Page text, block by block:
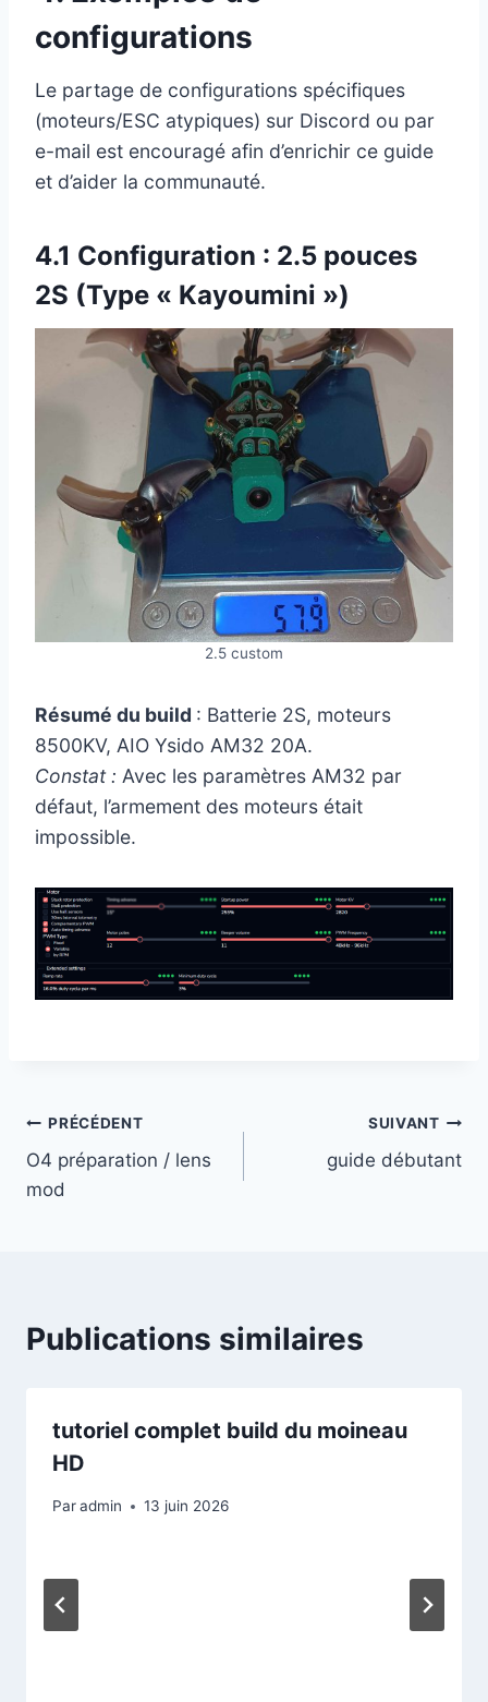
configurations
Le partage de configurations spécifiques
(moteurs/ESC atypiques) sur Discord ou par
e-mail est encouragé afin d’enrichir ce guide
et d’aider la communauté.
4.1 Configuration : 2.5 pouces
2S (Type « Kayoumini »)
2.5 custom
Résumé du build : Batterie 2S, moteurs
8500KV, AIO Ysido AM32 20A.
Constat : Avec les paramètres AM32 par
défaut, l’armement des moteurs était
impossible.
Navigation
de
PRÉCÉDENT
O4 préparation / lens
mod
SUIVANT
guide débutant
Publications similaires
tutoriel complet build du moineau
HD
Paradmin 13 juin 2026